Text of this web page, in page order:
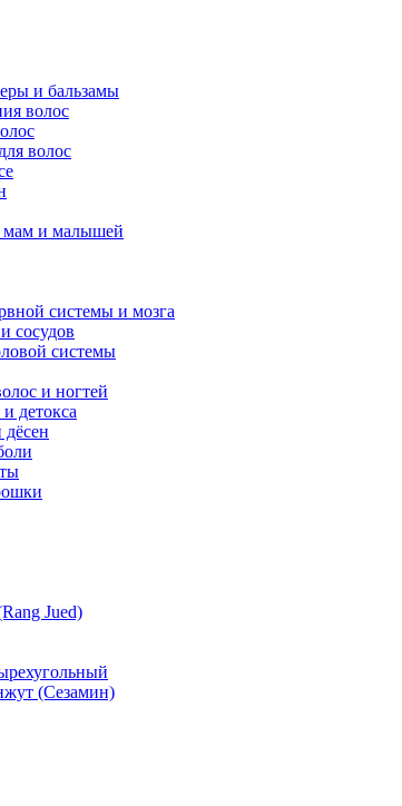
и бальзамы
волос
волос
мам и малышей
системы и мозга
сосудов
системы
и ногтей
детокса
дёсен
Jued)
(Сезамин)